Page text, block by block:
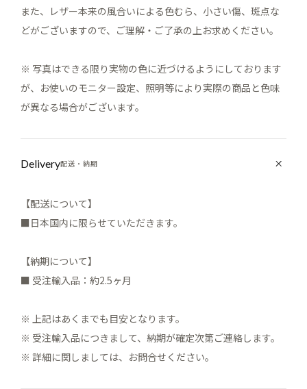
また、レザー本来の風合いによる色むら、小さい傷、斑点な
どがございますので、ご理解・ご了承の上お求めください。
※ 写真はできる限り実物の色に近づけるようにしております
が、お使いのモニター設定、照明等により実際の商品と色味
が異なる場合がございます。
Delivery配送・納期
【配送について】
■日本国内に限らせていただきます。
【納期について】
■ 受注輸入品：約2.5ヶ月
※ 上記はあくまでも目安となります。
※ 受注輸入品につきまして、納期が確定次第ご連絡します。
※ 詳細に関しましては、お問合せください。